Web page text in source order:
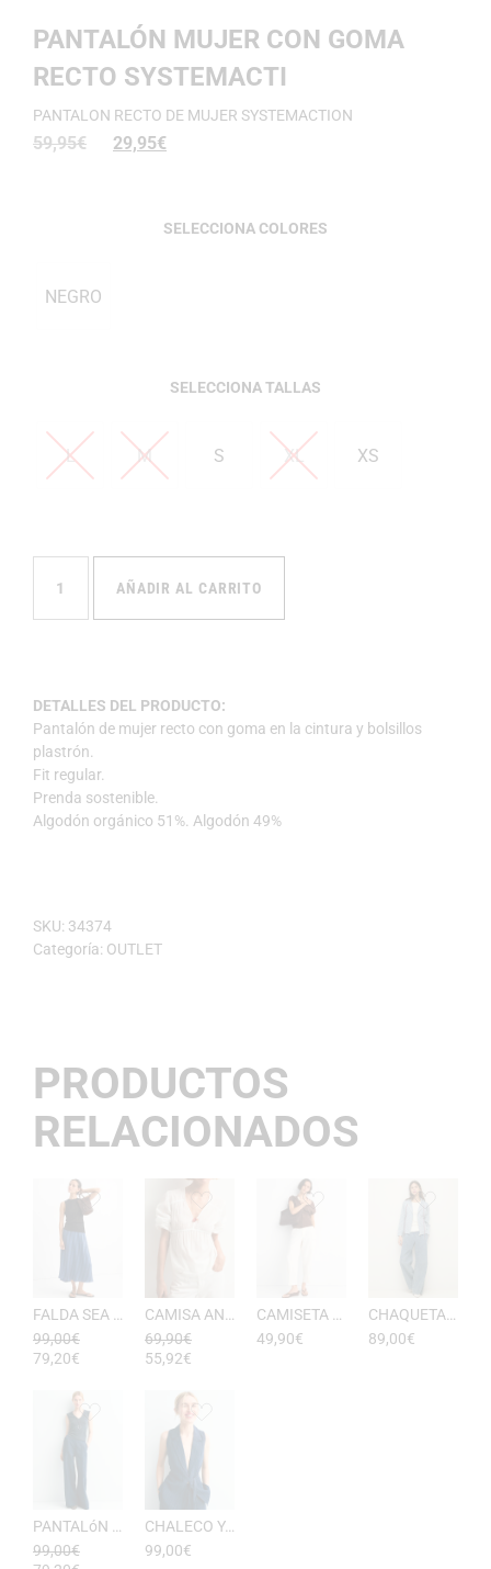
PANTALÓN MUJER CON GOMA
RECTO SYSTEMACTI
PANTALON RECTO DE MUJER SYSTEMACTION
59,95€ 29,95€
COLORES
NEGRO
TALLAS
L M S XL XS
AÑADIR AL CARRITO
DETALLES DEL PRODUCTO:
Pantalón de mujer recto con goma en la cintura y bolsillos
plastrón.
Fit regular.
Prenda sostenible.
Algodón orgánico 51%. Algodón 49%
SKU: 34374
Categoría: OUTLET
PRODUCTOS
RELACIONADOS
99,00€
79,20€
69,90€
55,92€
49,90€
89,00€
PANTALóN YUKATA MUJER RAYAS DE ESEOESE
99,00€
CHALECO YUKATA MUJER DE RAYAS ESEOESE
99,00€